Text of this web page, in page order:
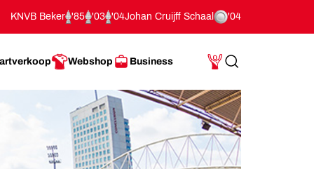
KNVB Beker '85 '03 '04Johan Cruijff Schaal '04
Webshop Business
Mijn Account
Search